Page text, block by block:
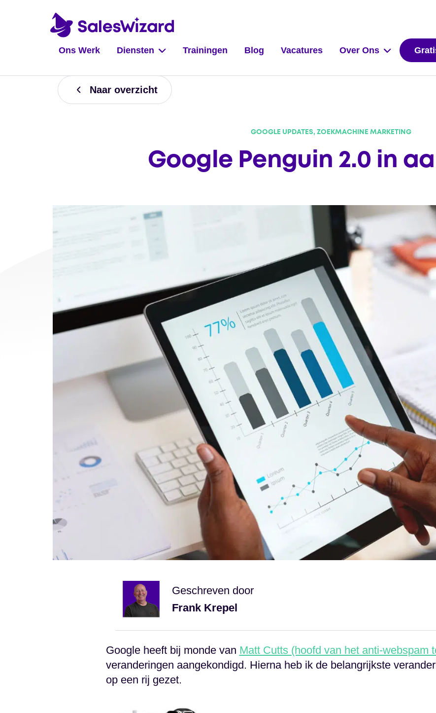
Ons Werk Diensten Trainingen Blog Vacatures Over Ons
Naar overzicht
GOOGLE UPDATES, ZOEKMACHINE MARKETING
Google Penguin 2.0 in
Geschreven door
Frank Krepel
Google heeft bij monde van Matt Cutts (hoofd van het anti-webspam
veranderingen aangekondigd. Hierna heb ik de belangrijkste
op een rij gezet.